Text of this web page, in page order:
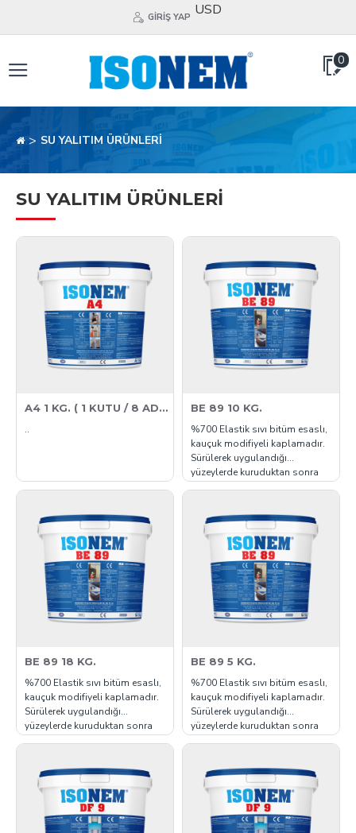
GIRIŞ YAP USD
0
SU YALITIM ÜRÜNLERİ
SU YALITIM ÜRÜNLERİ
A4 1 KG. ( 1 KUTU / 8 ADET )
..
BE 89 10 KG.
%700 Elastik sıvı bitüm esaslı,
kauçuk modifiyeli kaplamadır.
Sürülerek uygulandığı
yüzeylerde kuruduktan sonra
elastikiyete ve çatlak kapatma
özelliğine sahiptir. Eski ya da
yeni çatıların yalıtımında üzeri
kapatılarak ve toprak altında
kullanıma e..
BE 89 18 KG.
%700 Elastik sıvı bitüm esaslı,
kauçuk modifiyeli kaplamadır.
Sürülerek uygulandığı
yüzeylerde kuruduktan sonra
elastikiyete ve çatlak kapatma
özelliğine sahiptir. Eski ya da
yeni çatıların yalıtımında üzeri
kapatılarak ve toprak altında
kullanıma e..
BE 89 5 KG.
%700 Elastik sıvı bitüm esaslı,
kauçuk modifiyeli kaplamadır.
Sürülerek uygulandığı
yüzeylerde kuruduktan sonra
elastikiyete ve çatlak kapatma
özelliğine sahiptir. Eski ya da
yeni çatıların yalıtımında üzeri
kapatılarak ve toprak altında
kullanıma e..